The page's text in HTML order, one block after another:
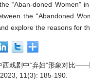
“Aban-doned Women”
the “Abandoned
explore the reasons for
西戏剧中“弃妇”形象对比——
11(3): 185-190.